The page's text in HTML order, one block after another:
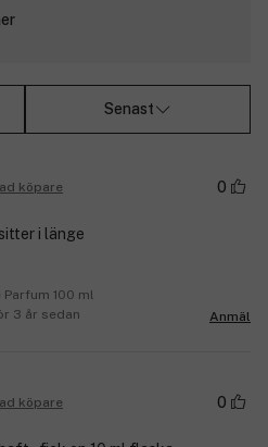
Senast
köpare 0
i länge
100 ml
3 år sedan
Anmäl
köpare 0